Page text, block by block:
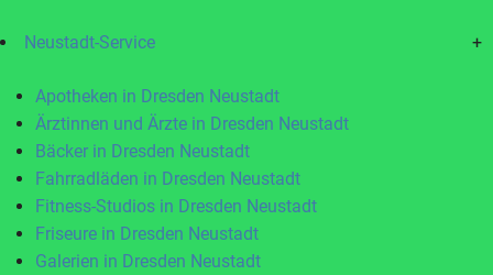
Neustadt-Service +
Apotheken in Dresden Neustadt
Ärztinnen und Ärzte in Dresden Neustadt
Bäcker in Dresden Neustadt
Fahrradläden in Dresden Neustadt
Fitness-Studios in Dresden Neustadt
Friseure in Dresden Neustadt
Galerien in Dresden Neustadt